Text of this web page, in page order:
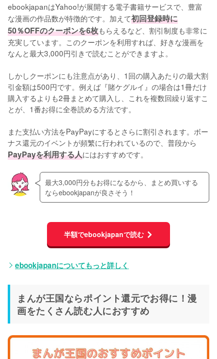
ebookjapanはYahoo!が展開する電子書籍サービスで、豊富
な漫画の作品数が特徴的です。加えて初回登録時に
50％OFFのクーポンを6枚もらえるなど、割引制度も非常に
充実しています。このクーポンを利用すれば、好きな漫画を
なんと最大3,000円引きで読むことができますよ。
しかしクーポンにも注意点があり、1回の購入あたりの最大割
引金額は500円です。例えば『賭ケグルイ』の場合は1冊だけ
購入するよりも2冊まとめて購入し、これを複数回繰り返すこ
とが、1番お得に全巻読める方法です。
また支払い方法をPayPayにするとさらに割引されます。ボー
ナス還元のイベントが頻繁に行われているので、普段から
PayPayを利用する人にはおすすめです。
最大3,000円分もお得になるから、まとめ買いする
ならebookjapanが良さそう！
半額でebookjapanで読む
ebookjapanについてもっと詳しく
まんが王国ならポイント還元でお得に！漫
画をたくさん読む人におすすめ